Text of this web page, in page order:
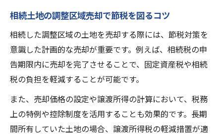
相続土地の調整区域売却で節税を図るコツ
相続した調整区域の土地を売却する際には、節税対策を
意識した計画的な売却が重要です。例えば、相続税の申
告期限内に売却を完了させることで、固定資産税や相続
税の負担を軽減することが可能です。
また、売却価格の設定や譲渡所得の計算において、税務
上の特例や控除制度を活用することも効果的です。長期
間所有していた土地の場合、譲渡所得税の軽減措置が適